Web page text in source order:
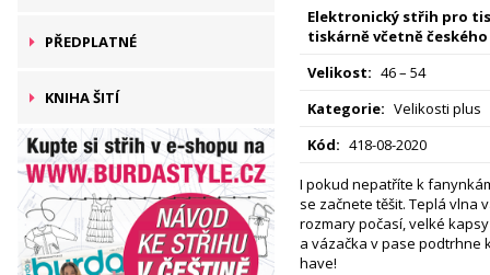
PŘEDPLATNÉ
KNIHA ŠITÍ
Elektronický střih pro
tiskárně včetně českého
Velikost: 46 – 54
Kategorie: Velikosti plus
Kód: 418-08-2020
I pokud nepatříte k
se začnete těšit. Teplá vlna
rozmary počasí, velké
a vázačka v pase podtrhne
have!